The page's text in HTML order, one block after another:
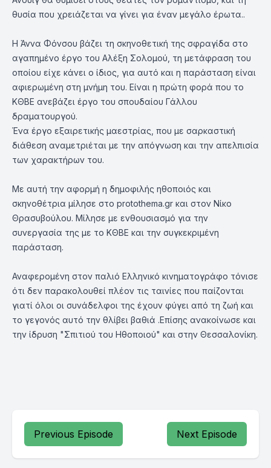
θυσία που χρειάζεται να γίνει για έναν μεγάλο έρωτα..
Η Άννα Φόνσου βάζει τη σκηνοθετική της σφραγίδα στο
αγαπημένο έργο του Αλέξη Σολομού, τη μετάφραση του
οποίου είχε κάνει ο ίδιος, για αυτό και η παράσταση είναι
αφιερωμένη στη μνήμη του. Είναι η πρώτη φορά που το
ΚΘΒΕ ανεβάζει έργο του σπουδαίου Γάλλου
δραματουργού.
Ένα έργο εξαιρετικής μαεστρίας, που με σαρκαστική
διάθεση αναμετριέται με την απόγνωση και την απελπισία
των χαρακτήρων του.
Με αυτή την αφορμή η δημοφιλής ηθοποιός και
σκηνοθέτρια μίλησε στο protothema.gr και στον Νίκο
Θρασυβούλου. Μίλησε με ενθουσιασμό για την
συνεργασία της με το ΚΘΒΕ και την συγκεκριμένη
παράσταση.
Αναφερομένη στον παλιό Ελληνικό κινηματογράφο τόνισε
ότι δεν παρακολουθεί πλέον τις ταινίες που παίζονται
γιατί όλοι οι συνάδελφοι της έχουν φύγει από τη ζωή και
το γεγονός αυτό την θλίβει βαθιά .Επίσης ανακοίνωσε και
την ίδρυση "Σπιτιού του Ηθοποιού" και στην Θεσσαλονίκη.
Previous Episode Next Episode